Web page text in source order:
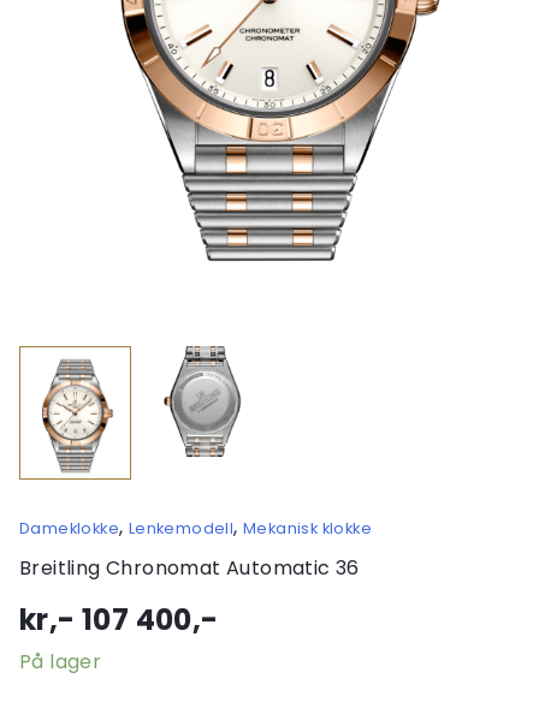
Dameklokke, Lenkemodell,Mekanisk klokke
Breitling Chronomat Automatic 36
kr,- 107 400,-
På lager